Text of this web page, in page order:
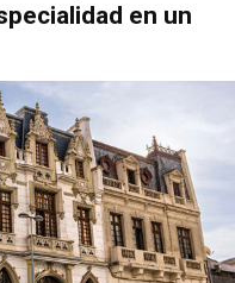
en un